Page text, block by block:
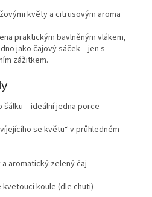
květy a citrusovým aroma
praktickým bavlněným vlákem,
jako čajový sáček – jen s
zážitkem.
– ideální jedna porce
se květu“ v průhledném
aromatický zelený čaj
kvetoucí koule (dle chuti)